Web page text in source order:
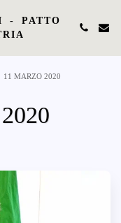
- PATTO
11 MARZO 2020